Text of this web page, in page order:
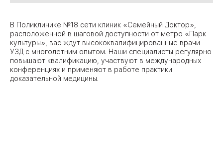
ЗАО 03
06
2
16
Теплый Стан Пражская
Академическая
Академика
В Поликлинике №18 сети клиник «Семейный Доктор»,
расположенной в шаговой доступности от метро «Парк
культуры», вас ждут высококвалифицированные врачи
УЗД с многолетним опытом. Наши специалисты регулярно
повышают квалификацию, участвуют в международных
конференциях и применяют в работе практики
доказательной медицины.